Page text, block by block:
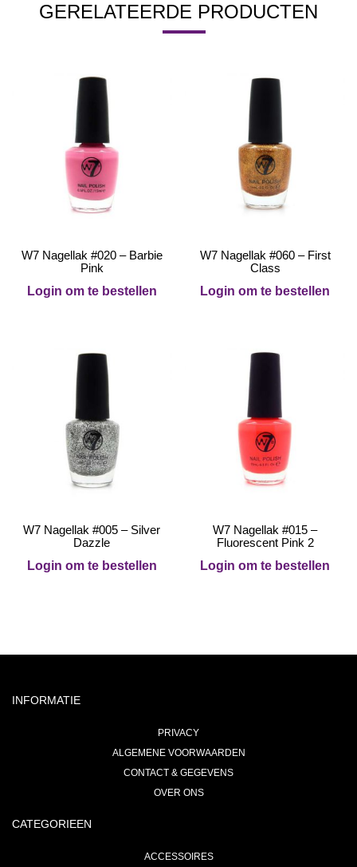
GERELATEERDE PRODUCTEN
W7 Nagellak #020 – Barbie
Pink
Login om te bestellen
W7 Nagellak #060 – First
Class
Login om te bestellen
W7 Nagellak #005 – Silver
Dazzle
Login om te bestellen
W7 Nagellak #015 –
Fluorescent Pink 2
Login om te bestellen
INFORMATIE
PRIVACY
ALGEMENE VOORWAARDEN
CONTACT & GEGEVENS
OVER ONS
CATEGORIEEN
ACCESSOIRES